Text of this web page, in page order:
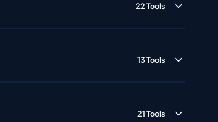
22 Tools
13 Tools
21 Tools